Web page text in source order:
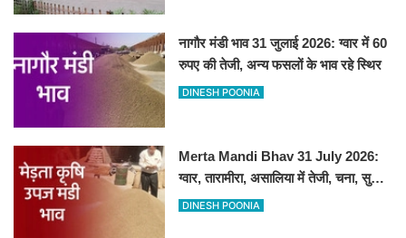
नागौर मंडी भाव 31 जुलाई 2026: ग्वार में 60
रुपए की तेजी, अन्य फसलों के भाव रहे स्थिर
DINESH POONIA
Merta Mandi Bhav 31 July 2026:
ग्वार, तारामीरा, असालिया में तेजी, चना, सुवा,
रायड़ा मंदे बिके
DINESH POONIA